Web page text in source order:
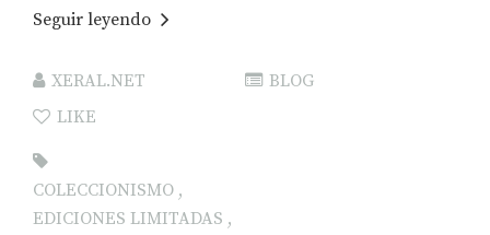
Seguir leyendo
XERAL.NET
BLOG
LIKE
COLECCIONISMO ,
EDICIONES LIMITADAS ,